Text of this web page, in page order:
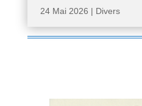
24 Mai 2026 | Divers